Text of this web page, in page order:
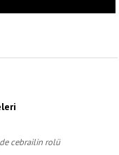
cebrailin rolü